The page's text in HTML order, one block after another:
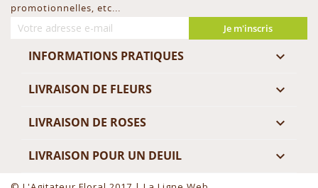
promotionnelles, etc...
Je m'inscris
INFORMATIONS PRATIQUES 
LIVRAISON DE FLEURS 
LIVRAISON DE ROSES 
LIVRAISON POUR UN DEUIL 